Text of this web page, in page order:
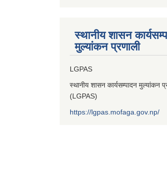
स्थानीय शासन
मुल्यांकन प्रणाली
LGPAS
स्थानीय शासन कार्यसम्पादन मुल्यांकन
(LGPAS)
https://lgpas.mofaga.gov.np/